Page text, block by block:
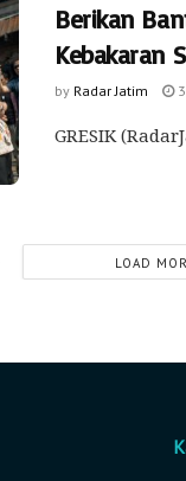
Berikan
Kebakaran
by Radar Jatim
GRESIK
LOAD